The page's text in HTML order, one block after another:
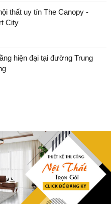
thất uy tín The Canopy -
City
hiện đại tại đường Trung